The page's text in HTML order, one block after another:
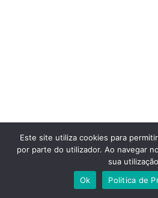
Este site utiliza cookies para
por parte do utilizador. Ao navegar
sua
Ok
Politica de